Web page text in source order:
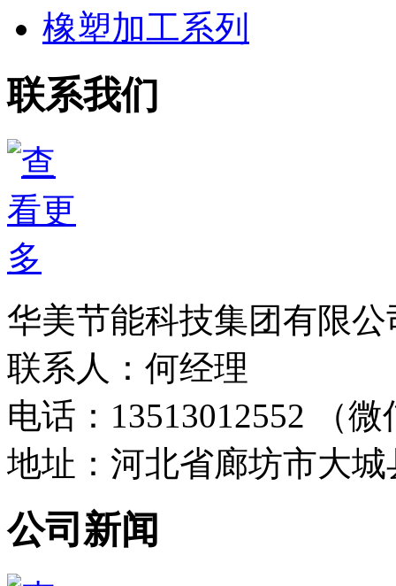
橡塑加工系列
联系我们
华美节能科技集团有限公
联系人：何经理
电话：13513012552 （
地址：河北省廊坊市大
公司新闻